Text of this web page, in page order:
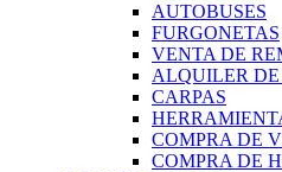
AUTOBUSES
FURGONETAS
VENTA DE
ALQUILER DE
CARPAS
COMPRA DE
COMPRA DE